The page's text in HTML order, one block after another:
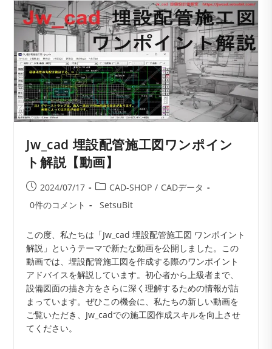
版
対
応】
Jw_cad
械
設
備
施
工
要
領
書
更
新
Jw_cad 埋設配管施工図ワンポイン
ト解説【動画】
投
稿
日:
2024/07/17
投
稿
ゴ
リ
ー:
CAD-SHOP / CADデータ
投
メ
ン
ト:
0件のコメント
投
者:
SetsuBit
この度、私たちは「Jw_cad 埋設配管施工図 ワンポイント
解説」というテーマで新たな動画を公開しました。この
動画では、埋設配管施工図を作成する際のワンポイント
アドバイスを解説しています。初心者から上級者まで、
設備図面の描き方をさらに深く理解するための情報が詰
まっています。ぜひこの機会に、私たちの新しい動画を
ご覧いただき、Jw_cadでの施工図作成スキルを向上させ
てください。